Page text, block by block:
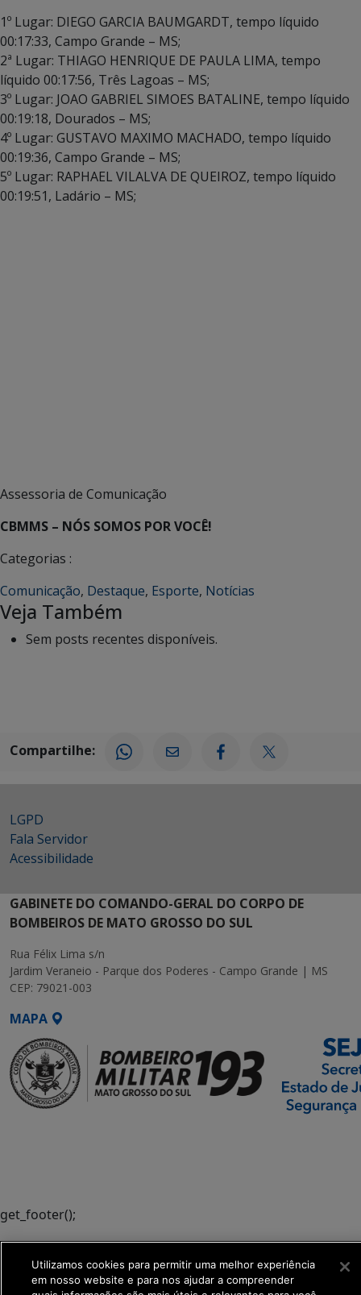
1º Lugar: DIEGO GARCIA BAUMGARDT, tempo líquido
00:17:33, Campo Grande – MS;
2ª Lugar: THIAGO HENRIQUE DE PAULA LIMA, tempo
líquido 00:17:56, Três Lagoas – MS;
3º Lugar: JOAO GABRIEL SIMOES BATALINE, tempo líquido
00:19:18, Dourados – MS;
4º Lugar: GUSTAVO MAXIMO MACHADO, tempo líquido
00:19:36, Campo Grande – MS;
5º Lugar: RAPHAEL VILALVA DE QUEIROZ, tempo líquido
00:19:51, Ladário – MS;
Assessoria de Comunicação
CBMMS – NÓS SOMOS POR VOCÊ!
Categorias :
Comunicação, Destaque, Esporte, Notícias
Veja Também
Sem posts recentes disponíveis.
Compartilhe:
LGPD
Fala Servidor
Acessibilidade
GABINETE DO COMANDO-GERAL DO CORPO DE
BOMBEIROS DE MATO GROSSO DO SUL
Rua Félix Lima s/n
Jardim Veraneio - Parque dos Poderes - Campo Grande | MS
CEP: 79021-003
MAPA
get_footer();
Utilizamos cookies para permitir uma melhor experiência
em nosso website e para nos ajudar a compreender